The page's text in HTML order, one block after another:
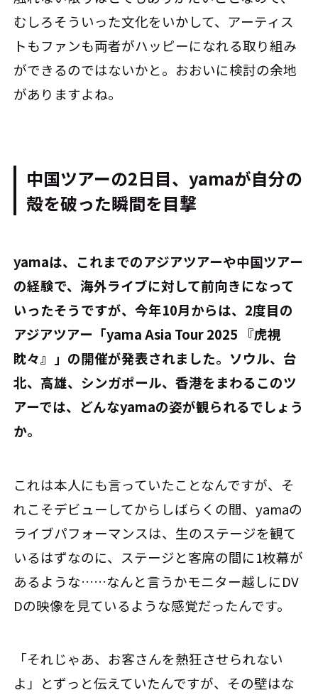
むしろそういった文化をいかして、アーティス
トもファンも両者がハッピーになれる取り組み
ができるのではないかと。おおいに検討の余地
がありますよね。
中国ツアーの2日目、yamaが自分の
殻を破った瞬間を目撃
――yamaは、これまでのアジアツアーや中国ツアー
の経験で、海外ライブに対して前向きになって
いったそうですが、今年10月からは、2度目の
アジアツアー「yama Asia Tour 2025 『虎視
眈々』」の開催が発表されました。ソウル、台
北、高雄、シンガポール、香港をまわるこのツ
アーでは、どんなyamaの姿が観られるでしょう
か。
これは本人にも言っていたことなんですが、そ
れこそデビューしてからしばらくの間、yamaの
ライブパフォーマンスは、生のステージを観て
いるはずなのに、ステージと客席の間に1枚幕が
あるような……なんと言うかモニター越しにDV
Dの映像を見ているような感覚だったんです。
「それじゃあ、お客さんを熱狂させられない
よ」とずっと伝えていたんですが、その壁はな